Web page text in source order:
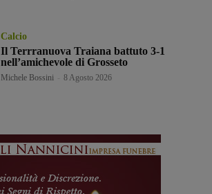
Calcio
Il Terrranuova Traiana battuto 3-1
nell’amichevole di Grosseto
Michele Bossini 8 Agosto 2026